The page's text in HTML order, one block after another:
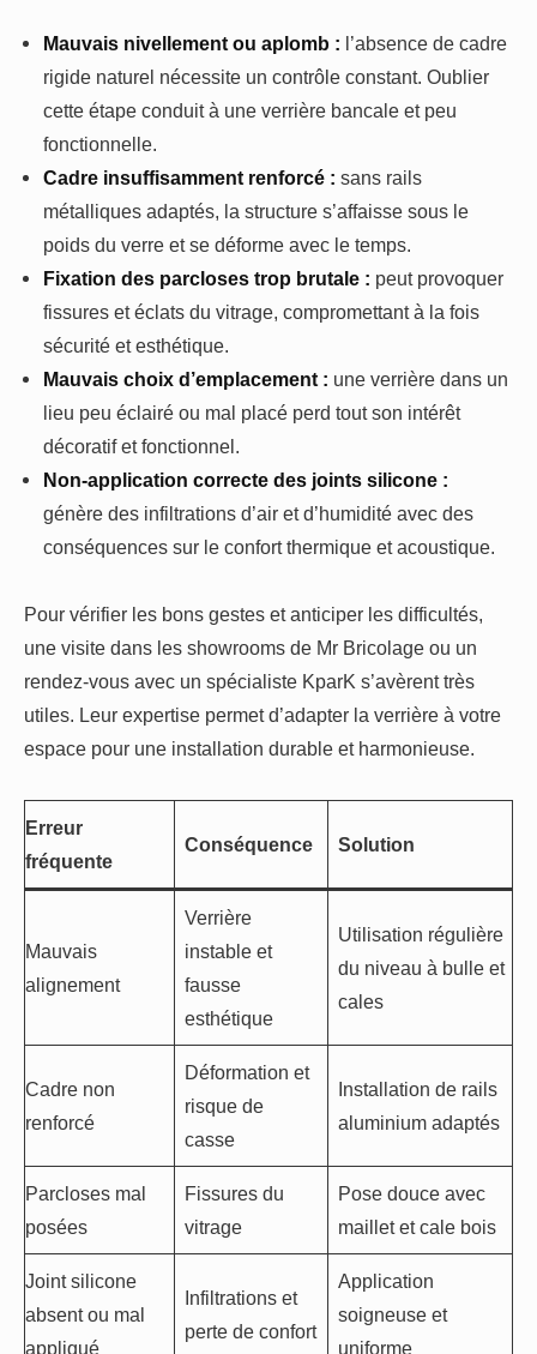
Mauvais nivellement ou aplomb : l’absence de cadre
rigide naturel nécessite un contrôle constant. Oublier
cette étape conduit à une verrière bancale et peu
fonctionnelle.
Cadre insuffisamment renforcé : sans rails
métalliques adaptés, la structure s’affaisse sous le
poids du verre et se déforme avec le temps.
Fixation des parcloses trop brutale : peut provoquer
fissures et éclats du vitrage, compromettant à la fois
sécurité et esthétique.
Mauvais choix d’emplacement : une verrière dans un
lieu peu éclairé ou mal placé perd tout son intérêt
décoratif et fonctionnel.
Non-application correcte des joints silicone :
génère des infiltrations d’air et d’humidité avec des
conséquences sur le confort thermique et acoustique.
Pour vérifier les bons gestes et anticiper les difficultés,
une visite dans les showrooms de Mr Bricolage ou un
rendez-vous avec un spécialiste KparK s’avèrent très
utiles. Leur expertise permet d’adapter la verrière à votre
espace pour une installation durable et harmonieuse.
Erreur
fréquente
Conséquence Solution
Mauvais
alignement
Verrière
instable et
fausse
esthétique
Utilisation régulière
du niveau à bulle et
cales
Cadre non
renforcé
Déformation et
risque de
casse
Installation de rails
aluminium adaptés
Parcloses mal
posées
Fissures du
vitrage
Pose douce avec
maillet et cale bois
Joint silicone
absent ou mal
appliqué
Infiltrations et
perte de confort
Application
soigneuse et
uniforme